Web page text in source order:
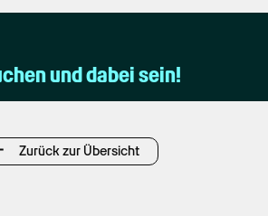
und dabei sein!
Zurück zur Übersicht